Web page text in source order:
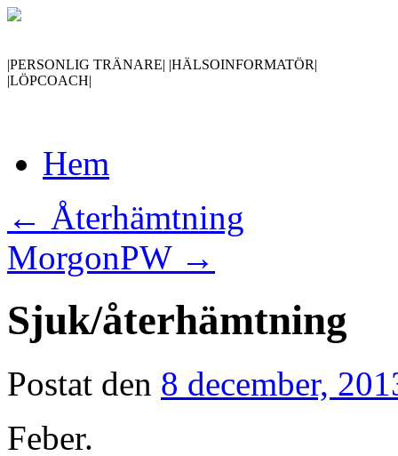
|PERSONLIG TRÄNARE| |HÄLSOINFORMATÖR|
|LÖPCOACH|
till
innehållHem
← Återhämtning
MorgonPW →
Sjuk/återhämtning
Postat den 8 december,
Feber.